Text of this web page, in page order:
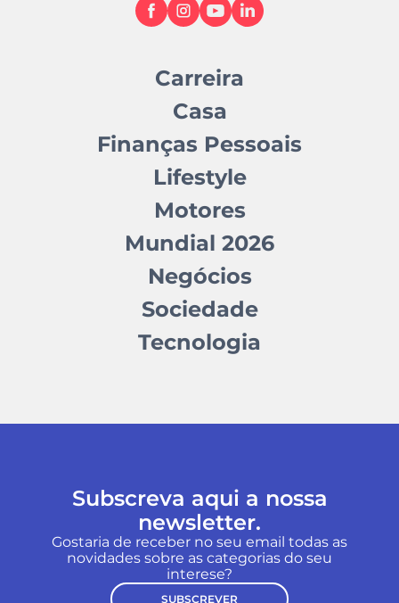
Carreira
Casa
Finanças Pessoais
Lifestyle
Motores
Mundial 2026
Negócios
Sociedade
Tecnologia
Subscreva aqui a nossa
newsletter.
Gostaria de receber no seu email todas as
novidades sobre as categorias do seu
interese?
SUBSCREVER